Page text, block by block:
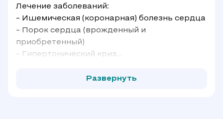
Лечение заболеваний:
- Ишемическая (коронарная) болезнь сердца
- Порок сердца (врожденный и
приобретенный)
- Гипертонический криз
Развернуть